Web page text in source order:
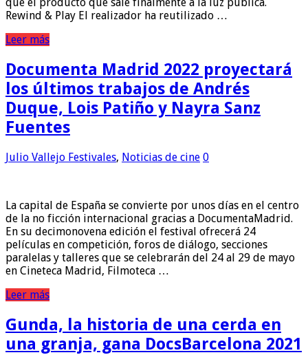
Rewind & Play El realizador ha reutilizado …
Leer más
Documenta Madrid 2022 proyectará
los últimos trabajos de Andrés
Duque, Lois Patiño y Nayra Sanz
Fuentes
Julio Vallejo Festivales, Noticias de cine 0
La capital de España se convierte por unos días en el centro
de la no ficción internacional gracias a DocumentaMadrid.
En su decimonovena edición el festival ofrecerá 24
películas en competición, foros de diálogo, secciones
paralelas y talleres que se celebrarán del 24 al 29 de mayo
en Cineteca Madrid, Filmoteca …
Leer más
Gunda, la historia de una cerda en
una granja, gana DocsBarcelona 2021